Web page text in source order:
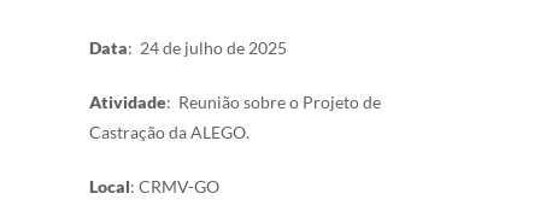
Data: 24 de julho de 2025
Atividade: Reunião sobre o Projeto de
Castração da ALEGO.
Local: CRMV-GO